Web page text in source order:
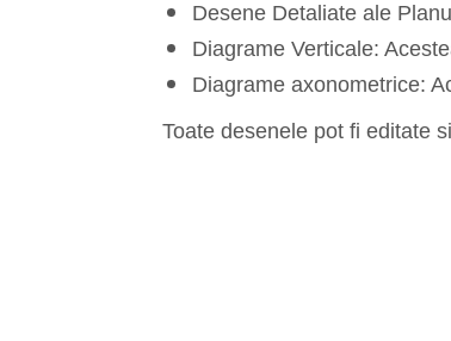
Desene Detaliate ale
Diagrame Verticale:
Diagrame axonometrice:
Toate desenele pot fi editate